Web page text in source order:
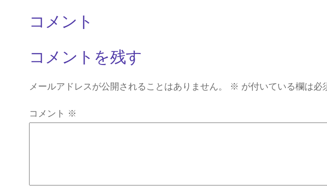
コメント
コメントを残す
メールアドレスが公開されることはありません。 ※ が付いている欄は必
コメント ※